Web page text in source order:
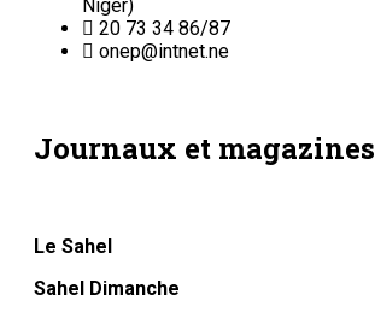
Niger)
20 73 34 86/87
onep@intnet.ne
Journaux et magazines
Le Sahel
Sahel Dimanche